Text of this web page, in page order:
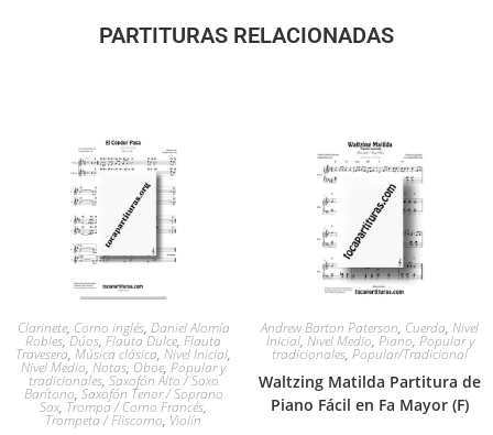
PARTITURAS RELACIONADAS
Clarinete, Corno inglés, Daniel Alomía
Robles,Dúos, Flauta Dulce, Flauta
Travesera, Música clásica, Nivel Inicial,
Nivel Medio, Notas, Oboe, Popular y
tradicionales, Saxofón Alto / Saxo
Barítono, Saxofón Tenor / Soprano
Sax, Trompa / Corno Francés,
Trompeta / Fliscorno, Violín
Andrew Barton Paterson, Cuerda, Nivel
Inicial, Nivel Medio, Piano, Popular y
tradicionales, Popular/Tradicional
Waltzing Matilda Partitura de
Piano Fácil en Fa Mayor (F)